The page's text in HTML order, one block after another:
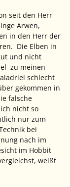
seit den Herr
Arwen,
in den Herr der
Die Elben in
und nicht
zu meinen
schlecht
gekommen in
falsche
nicht so
nur zum
bei
nach im
im Hobbit
weißt